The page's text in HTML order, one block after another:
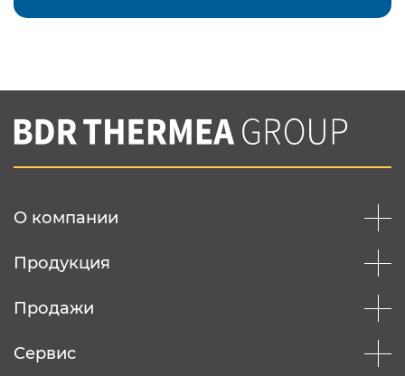
Подтвердить e-mail
Вы соглашаетесь с нашей политикой
конфеденциальности
О компании
Продукция
Продажи
Сервис